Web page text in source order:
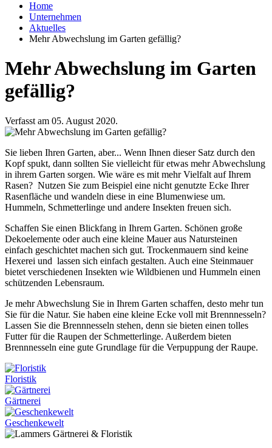
Home
Unternehmen
Aktuelles
Mehr Abwechslung im Garten gefällig?
Mehr Abwechslung im Garten
gefällig?
Verfasst am 05. August 2020.
Sie lieben Ihren Garten, aber... Wenn Ihnen dieser Satz durch den
Kopf spukt, dann sollten Sie vielleicht für etwas mehr Abwechslung
in ihrem Garten sorgen. Wie wäre es mit mehr Vielfalt auf Ihrem
Rasen? Nutzen Sie zum Beispiel eine nicht genutzte Ecke Ihrer
Rasenfläche und wandeln diese in eine Blumenwiese um.
Hummeln, Schmetterlinge und andere Insekten freuen sich.
Schaffen Sie einen Blickfang in Ihrem Garten. Schönen große
Dekoelemente oder auch eine kleine Mauer aus Natursteinen
einfach geschichtet machen sich gut. Trockenmauern sind keine
Hexerei und lassen sich einfach gestalten. Auch eine Steinmauer
bietet verschiedenen Insekten wie Wildbienen und Hummeln einen
schützenden Lebensraum.
Je mehr Abwechslung Sie in Ihrem Garten schaffen, desto mehr tun
Sie für die Natur. Sie haben eine kleine Ecke voll mit Brennnesseln?
Lassen Sie die Brennnesseln stehen, denn sie bieten einen tolles
Futter für die Raupen der Schmetterlinge. Außerdem bieten
Brennnesseln eine gute Grundlage für die Verpuppung der Raupe.
Floristik
Gärtnerei
Geschenkewelt